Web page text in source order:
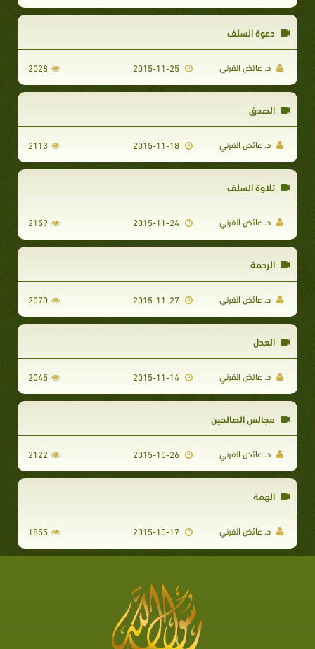
دعوة السلف
د. عائض القرني 2028
الصدق
د. عائض القرني 2113
تلاوة السلف
د. عائض القرني 2159
الرحمة
د. عائض القرني 2070
العدل
د. عائض القرني 2045
مجالس الصالحين
د. عائض القرني 2122
الهمة
د. عائض القرني 1855